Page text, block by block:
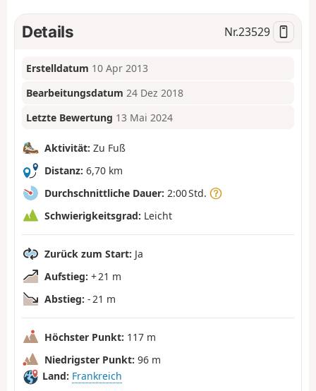
Details Nr.23529
Erstelldatum 10 Apr 2013
Bearbeitungsdatum 24 Dez 2018
Letzte Bewertung 13 Mai 2024
Aktivität: Zu Fuß
Distanz: 6,70 km
Durchschnittliche Dauer: 2:00 Std.
Schwierigkeitsgrad: Leicht
Zurück zum Start: Ja
Aufstieg: + 21 m
Abstieg: - 21 m
Höchster Punkt: 117 m
Niedrigster Punkt: 96 m
Land: Frankreich